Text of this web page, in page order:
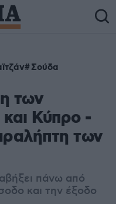
Σούδα
των
Κύπρο -
των
πάνω από
και την έξοδο